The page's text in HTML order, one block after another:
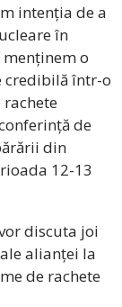
intenția de a
în
o
credibilă într-o
de
din
12-13
discuta joi
alianței la
de rachete